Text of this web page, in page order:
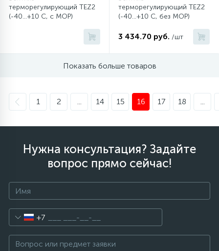
терморегулирующий TEZ2
(-40...+10 C, с MOP)
терморегулирующий TEZ2
(-40...+10 C, без MOP)
3 434.70 руб. /шт
Показать больше товаров
1 2 ... 14 15 16 17 18 ...
Нужна консультация? Задайте
вопрос прямо сейчас!
+7